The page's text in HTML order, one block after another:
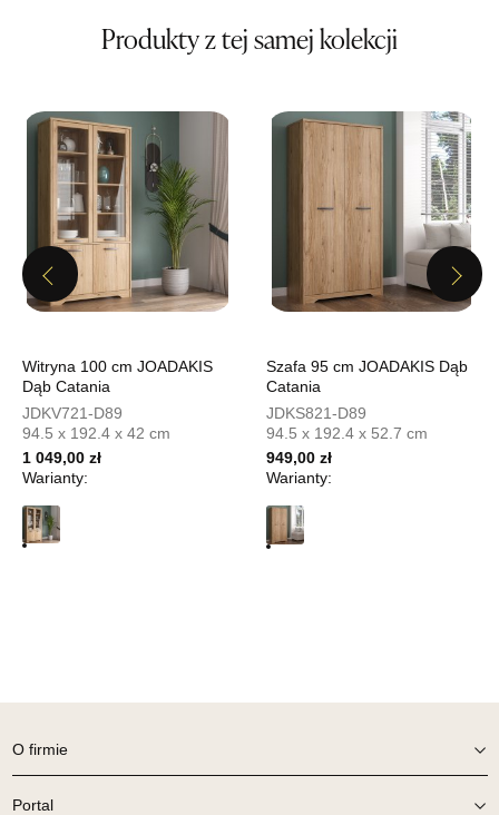
76-200 SŁUPSK
Pn-Pt: 10:00-18:00, Sb: 10:00-15:00
419,00 zł
Wybierz
SALON MEBLOWY MEBLOSTYL
Salon meblowy
66-600 KROSNO ODRZAŃSKIE
Nr tel.508100164
Adres e-mail:
meblostyl01@op.pl
Godziny otwarcia
Pn-Pt: 09:00-17:00, Sb: 09:00-14:00
78-600 WAŁCZ
Adres e-mail:
Produkty z tej samej kolekcji
Previous
Witryna 100 cm JOADAKIS
Dąb Catania
JDKV721-D89
94.5 x 192.4 x 42 cm
1 049,00 zł
Warianty:
Szafa 95 cm JOADAKIS Dąb
Catania
JDKS821-D89
94.5 x 192.4 x 52.7 cm
949,00 zł
Warianty:
Next
O firmie
Portal